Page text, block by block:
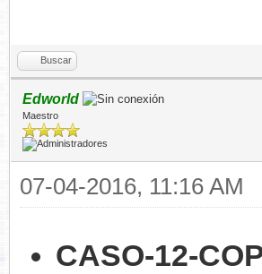
Buscar
Edworld
Maestro
07-04-2016, 11:16 AM
CASO-12-